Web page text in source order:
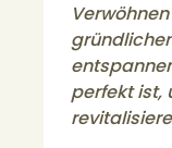
perfekt ist,